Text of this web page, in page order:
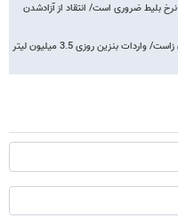
بلیط ضروری است/ انتقاد از آزادشدن
معاون وزیر نفت: بنزین پتروشیمی سرطان زاست/ واردات بنزین روزی 3.5 میلیون لیتر